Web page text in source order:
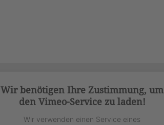
Wir benötigen Ihre Zustimmung, um
den Vimeo-Service zu laden!
Wir verwenden einen Service eines